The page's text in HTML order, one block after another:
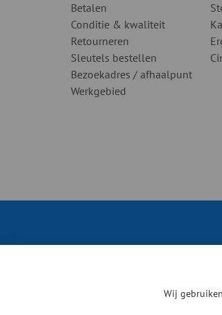
Betalen
Conditie & kwaliteit
Retourneren
Sleutels bestellen
Bezoekadres / afhaalpunt
Werkgebied
Wij